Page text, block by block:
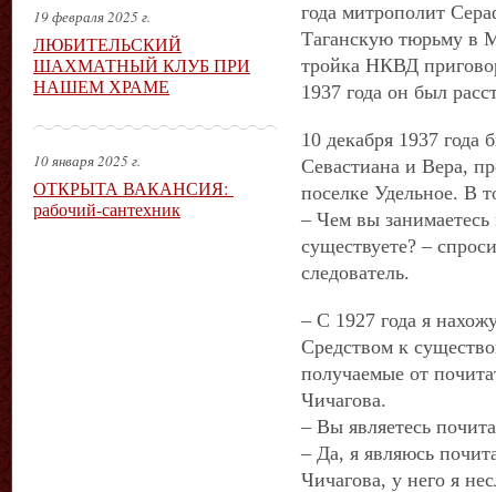
года митрополит
Таганскую тюрьму в
тройка НКВД
1937 года он был
10 декабря 1937
Севастиана и Вера,
поселке Удельное. В
– Чем вы занимаетесь
существуете? –
следователь.
– С 1927 года я
Средством к
получаемые от
Чичагова.
– Вы являетесь
– Да, я являюсь
Чичагова, у него я
19 февраля 2025 г.
ЛЮБИТЕЛЬСКИЙ
ШАХМАТНЫЙ КЛУБ ПРИ
НАШЕМ ХРАМЕ
10 января 2025 г.
ОТКРЫТА ВАКАНСИЯ:
рабочий-сантехник